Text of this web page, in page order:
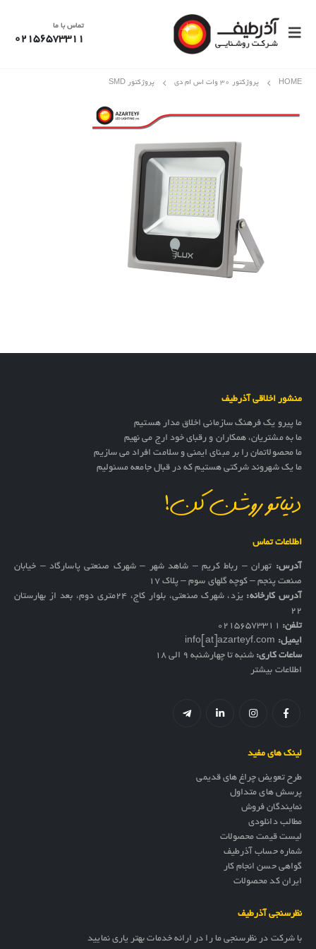
تماس با ما
02156573311
HOME پروژکتور 30 وات اس ام دی پروژکتور SMD
منشور اخلاقی آذرطیف
ما پیرو یک فرهنگ سازمانی اخلاق مدار هستیم
ما به مشتریان، همکاران و رقبای خود ارج می نهیم
ما محصولاتمان را بر مبنای ایمنی و سلامت افراد می سازیم
ما یک شهروند شرکتی هستیم که در قبال جامعه مسئولیم
دنیاتو روشن کن!
اطلاعات تماس
آدرس: تهران – رباط کریم – شاهد شهر – شهرک صنعتی پاسارگاد – خیابان
صنعت پنجم – کوچه گلهای سوم – پلاک 17
آدرس کارخانه:
یزد، شهرک صنعتی، بلوار کاج، ۲۴متری دوم، بعد از بهارستان
۲۲
تلفن: 02156573311
ایمیل: info[at]azarteyf.com
ساعات کاری: شنبه تا چهارشنبه 9 الی 18
اطلاعات بیشتر
لینک های مفید
طرح تعویض چراغ های قدیمی
پرسش های متداول
نمایندگان فروش
مطالب دانلودی
لیست قیمت محصولات
شماره حساب آذرطیف
گواهی حسن انجام کار
ایران کد محصولات
نظرسنجی آذرطیف
با شرکت در نظرسنجی ما را در ارائه خدمات بهتر یاری نمایید